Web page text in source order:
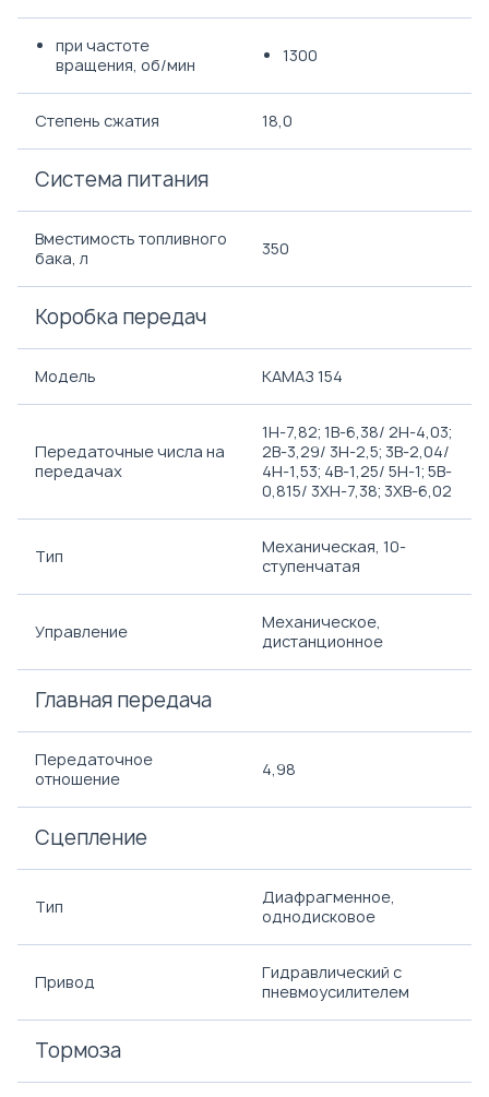
при частоте
вращения, об/мин
1300
Степень сжатия 18,0
Система питания
Вместимость топливного
бака, л
350
Коробка передач
Модель КАМАЗ 154
Передаточные числа на
передачах
1H-7,82; 1B-6,38/ 2H-4,03;
2B-3,29/ 3H-2,5; 3B-2,04/
4H-1,53; 4B-1,25/ 5H-1; 5B-
0,815/ 3ХH-7,38; 3ХВ-6,02
Тип
Механическая, 10-
ступенчатая
Управление
Механическое,
дистанционное
Главная передача
Передаточное
отношение
4,98
Сцепление
Тип
Диафрагменное,
однодисковое
Привод
Гидравлический с
пневмоусилителем
Тормоза